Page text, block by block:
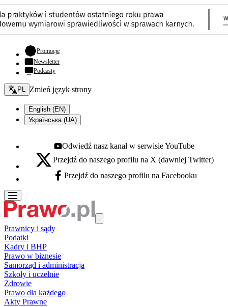
Promocje- otwiera się w nowej karcie
Newsletter
Podcasty
Zmień język - bieżący:
PL Zmień język strony
English (EN)
Українська (UA)
Youtube - otwiera się w nowej karcie
Odwiedź nasz kanał w serwisie YouTube
X - otwiera się w nowej karcie
Przejdź do naszego profilu na X (dawniej Twitter)
Facebook - otwiera się w nowej karcie
Przejdź do naszego profilu na Facebooku
Prawnicy i sądy
Podatki
Kadry i BHP
Prawo w biznesie
Samorząd i administracja
Szkoły i uczelnie
Zdrowie
Prawo dla każdego
Akty Prawne